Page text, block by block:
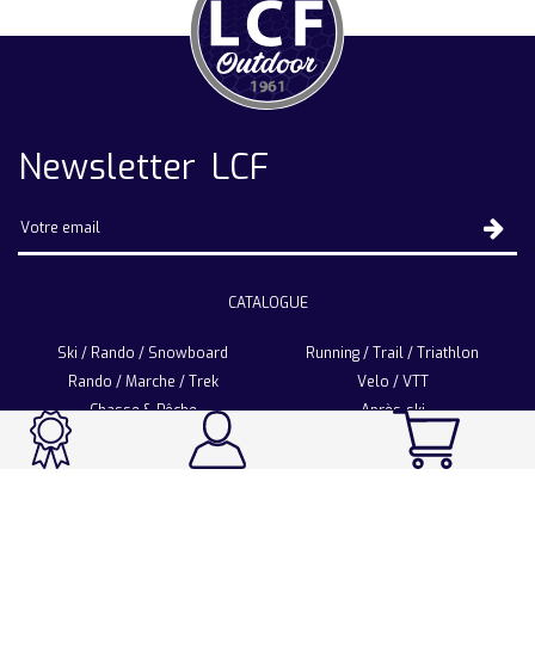
Newsletter LCF
CATALOGUE
Ski / Rando / Snowboard
Running / Trail / Triathlon
Rando / Marche / Trek
Velo / VTT
Chasse & Pêche
Après-ski
Sport Fashion